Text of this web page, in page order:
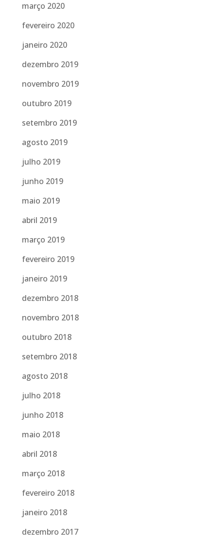
março 2020
fevereiro 2020
janeiro 2020
dezembro 2019
novembro 2019
outubro 2019
setembro 2019
agosto 2019
julho 2019
junho 2019
maio 2019
abril 2019
março 2019
fevereiro 2019
janeiro 2019
dezembro 2018
novembro 2018
outubro 2018
setembro 2018
agosto 2018
julho 2018
junho 2018
maio 2018
abril 2018
março 2018
fevereiro 2018
janeiro 2018
dezembro 2017